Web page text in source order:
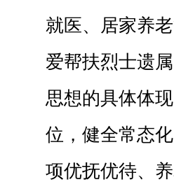
就医、居家养
爱帮扶烈士遗
思想的具体体
位，健全常态
项优抚优待、